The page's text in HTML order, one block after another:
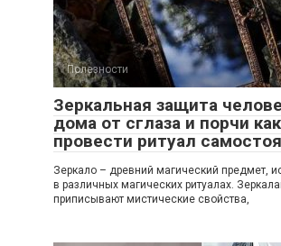
Полезности
Зеркальная защита
дома от сглаза и порчи как
провести ритуал
Зеркало – древний магический предмет,
в различных магических ритуалах.
приписывают мистические свойства,